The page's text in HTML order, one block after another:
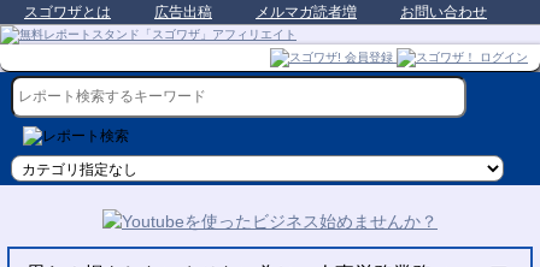
スゴワザとは 広告出稿 メルマガ読者増 お問い合わせ